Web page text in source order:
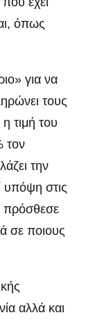
όπως
για να
τους
τιμή του
τον
την
υπόψη στις
πρόσθεσε
σε ποιους
αλλά και